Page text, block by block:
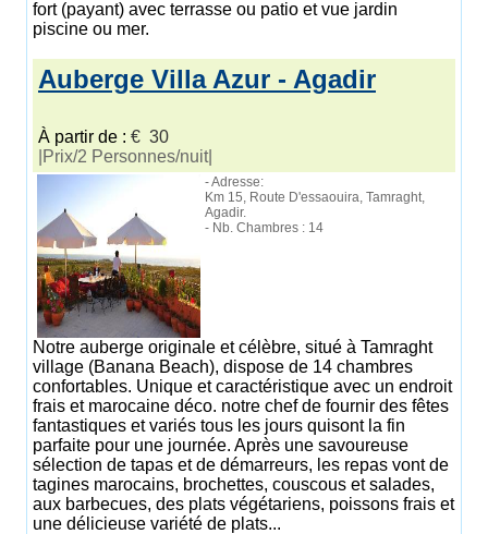
fort (payant) avec terrasse ou patio et vue jardin
piscine ou mer.
Auberge Villa Azur - Agadir
À partir de : € 30
|Prix/2 Personnes/nuit|
- Adresse:
Km 15, Route D'essaouira, Tamraght,
Agadir.
- Nb. Chambres : 14
Notre auberge originale et célèbre, situé à Tamraght
village (Banana Beach), dispose de 14 chambres
confortables. Unique et caractéristique avec un endroit
frais et marocaine déco. notre chef de fournir des fêtes
fantastiques et variés tous les jours quisont la fin
parfaite pour une journée. Après une savoureuse
sélection de tapas et de démarreurs, les repas vont de
tagines marocains, brochettes, couscous et salades,
aux barbecues, des plats végétariens, poissons frais et
une délicieuse variété de plats...